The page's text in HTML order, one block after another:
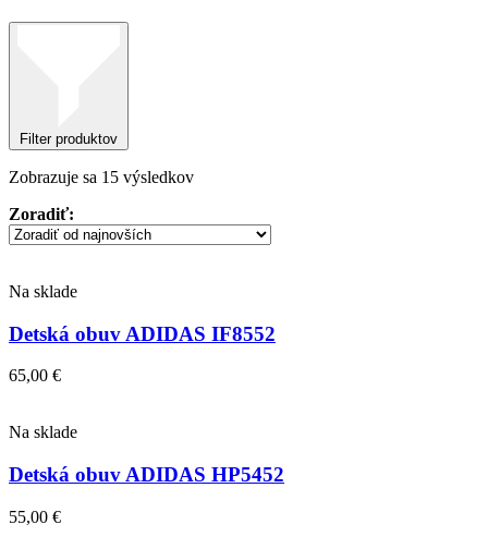
Filter produktov
Zobrazuje sa 15 výsledkovZoradené
Zoradiť:
Na sklade
Detská obuv ADIDAS IF8552
65,00 €
Na sklade
Detská obuv ADIDAS HP5452
55,00 €